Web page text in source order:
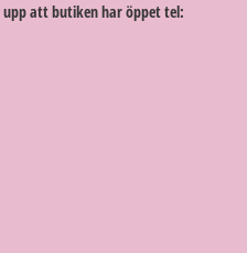
att butiken har öppet tel: